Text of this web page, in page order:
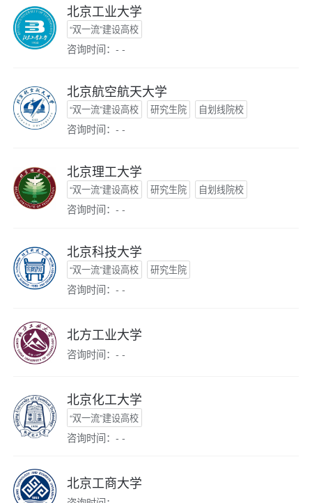
北京工业大学
“双一流”建设高校
咨询时间：- -
北京航空航天大学
“双一流”建设高校 研究生院 自划线院校
咨询时间：- -
北京理工大学
“双一流”建设高校 研究生院 自划线院校
咨询时间：- -
北京科技大学
“双一流”建设高校 研究生院
咨询时间：- -
北方工业大学
咨询时间：- -
北京化工大学
“双一流”建设高校
咨询时间：- -
北京工商大学